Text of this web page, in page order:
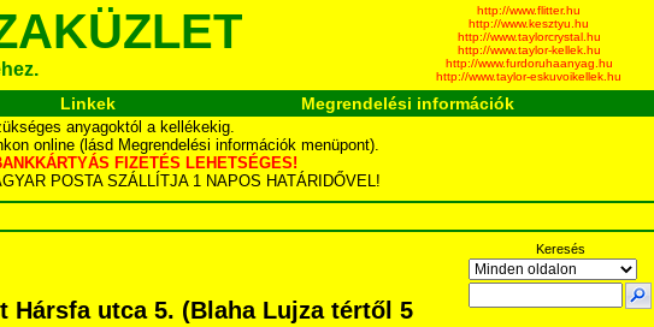
http://www.flitter.hu
http://www.kesztyu.hu
http://www.taylorcrystal.hu
http://www.taylor-kellek.hu
http://www.furdoruhaanyag.hu
http://www.taylor-eskuvoikellek.hu
Linkek Megrendelési információk
anyagoktól a kellékekig.
online (lásd Megrendelési információk menüpont).
FIZETÉS LEHETSÉGES!
POSTA SZÁLLÍTJA 1 NAPOS HATÁRIDŐVEL!
Hársfa utca 5. (Blaha Lujza tértől 5
Keresés